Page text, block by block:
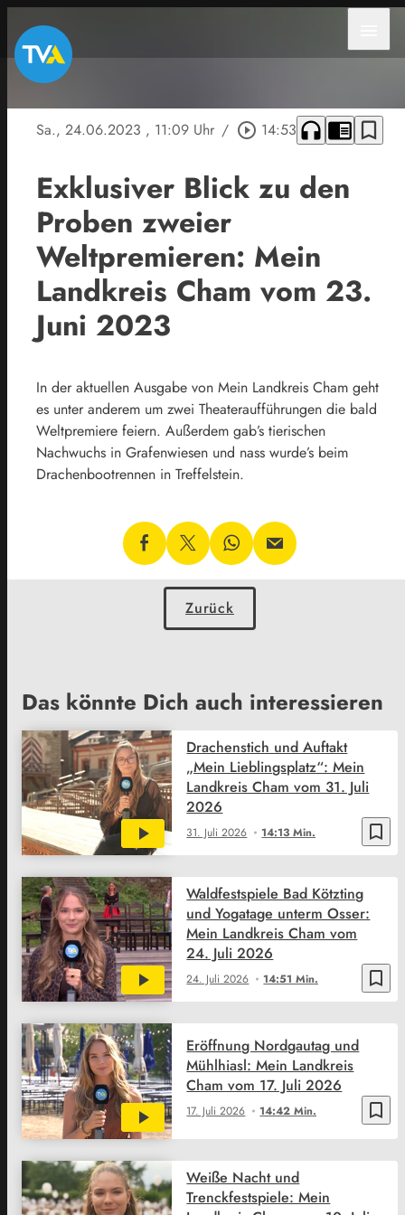
Sa., 24.06.2023 , 11:09 Uhr / play_circle_outline 14:53 headphones chrome_reader_mode bookmark_border
Exklusiver Blick zu den
Proben zweier
Weltpremieren: Mein
Landkreis Cham vom 23.
Juni 2023
In der aktuellen Ausgabe von Mein Landkreis Cham geht
es unter anderem um zwei Theateraufführungen die bald
Weltpremiere feiern. Außerdem gab’s tierischen
Nachwuchs in Grafenwiesen und nass wurde’s beim
Drachenbootrennen in Treffelstein.
Zurück
Das könnte Dich auch interessieren
bookmark_border
31. Juli 2026 14:13 Min.
Drachenstich und Auftakt
„Mein Lieblingsplatz“: Mein
Landkreis Cham vom 31. Juli
2026
bookmark_border
24. Juli 2026 14:51 Min.
Waldfestspiele Bad Kötzting
und Yogatage unterm Osser:
Mein Landkreis Cham vom
24. Juli 2026
bookmark_border
17. Juli 2026 14:42 Min.
Eröffnung Nordgautag und
Mühlhiasl: Mein Landkreis
Cham vom 17. Juli 2026
Weiße Nacht und
Trenckfestspiele: Mein